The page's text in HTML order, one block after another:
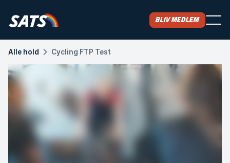
Bliv medlem
Alle hold Cycling FTP Test